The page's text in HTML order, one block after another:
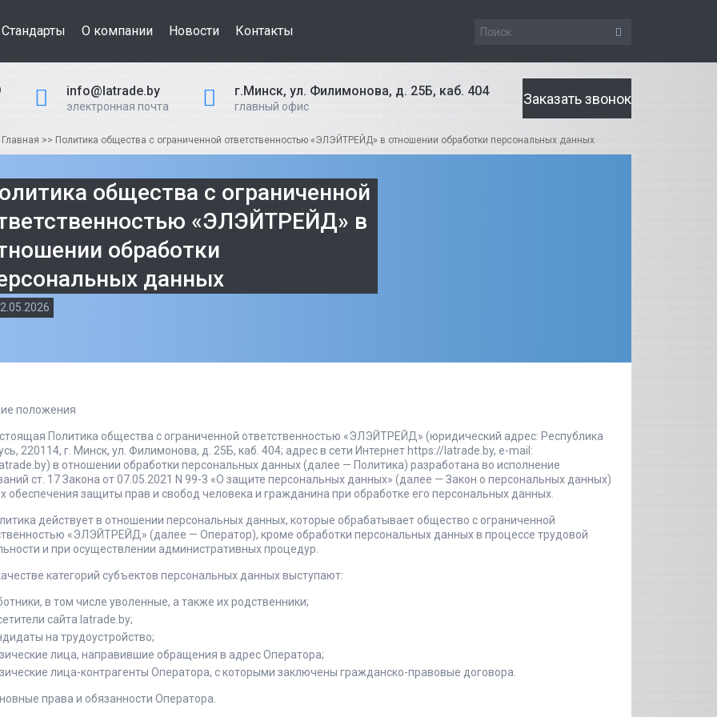
Стандарты О компании Новости Контакты
info@latrade.by
электронная почта
г.Минск, ул. Филимонова, д. 25Б, каб. 404
главный офис Заказать звонок
Главная >> Политика общества с ограниченной ответственностью «ЭЛЭЙТРЕЙД» в отношении обработки персональных данных
общества с ограниченной
«ЭЛЭЙТРЕЙД» в
обработки
данных
положения
Политика общества с ограниченной ответственностью «ЭЛЭЙТРЕЙД» (юридический адрес: Республика
220114, г. Минск, ул. Филимонова, д. 25Б, каб. 404; адрес в сети Интернет https://latrade.by, e-mail:
в отношении обработки персональных данных (далее — Политика) разработана во исполнение
ст. 17 Закона от 07.05.2021 N 99-З «О защите персональных данных» (далее — Закон о персональных данных)
обеспечения защиты прав и свобод человека и гражданина при обработке его персональных данных.
действует в отношении персональных данных, которые обрабатывает общество с ограниченной
«ЭЛЭЙТРЕЙД» (далее — Оператор), кроме обработки персональных данных в процессе трудовой
и при осуществлении административных процедур.
категорий субъектов персональных данных выступают:
в том числе уволенные, а также их родственники;
сайта latrade.by;
на трудоустройство;
лица, направившие обращения в адрес Оператора;
лица-контрагенты Оператора, с которыми заключены гражданско-правовые договора.
права и обязанности Оператора.